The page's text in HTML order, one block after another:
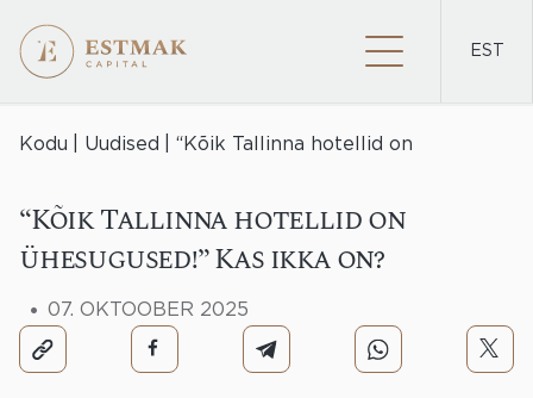
EST
Kodu Uudised
“Kõik Tallinna hotellid on
“Kõik Tallinna hotellid on
ühesugused!” Kas ikka on?
07. OKTOOBER 2025